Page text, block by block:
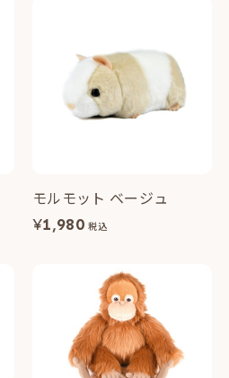
モルモット ベージュ
¥1,980 税込